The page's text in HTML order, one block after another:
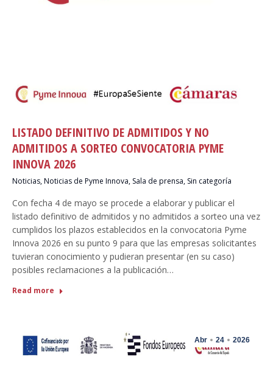
LISTADO DEFINITIVO DE ADMITIDOS Y NO
ADMITIDOS A SORTEO CONVOCATORIA PYME
INNOVA 2026
Noticias,Noticias de Pyme Innova, Sala de prensa, Sin categoría
Con fecha 4 de mayo se procede a elaborar y publicar el
listado definitivo de admitidos y no admitidos a sorteo una vez
cumplidos los plazos establecidos en la convocatoria Pyme
Innova 2026 en su punto 9 para que las empresas solicitantes
tuvieran conocimiento y pudieran presentar (en su caso)
posibles reclamaciones a la publicación…
Read more
Abr 24 2026